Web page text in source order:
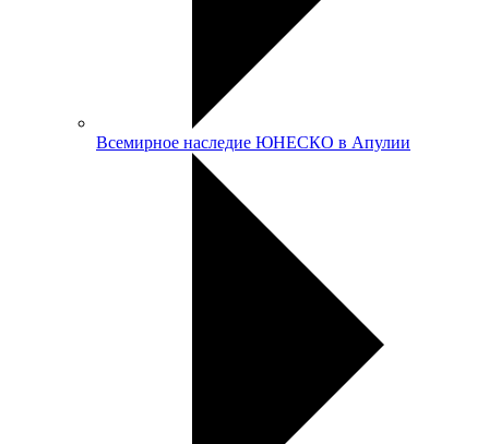
Всемирное наследие ЮНЕСКО в Апулии